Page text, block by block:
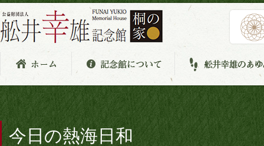
今日の熱海日和